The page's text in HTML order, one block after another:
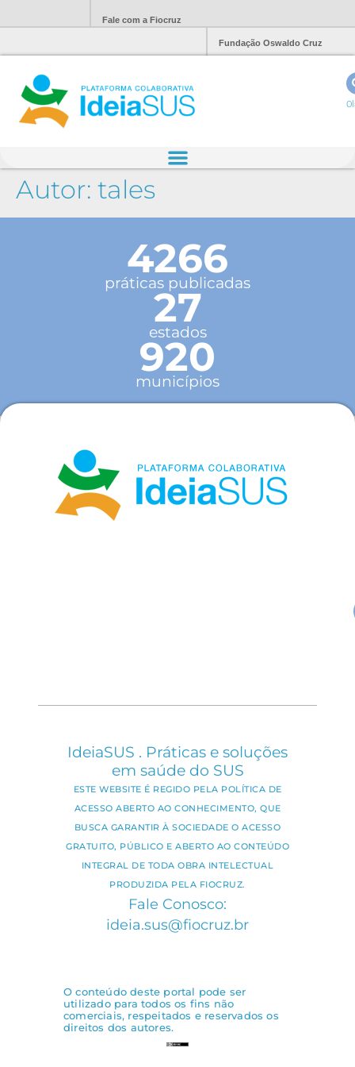
Fale com a Fiocruz
Fundação Oswaldo Cruz
Autor: tales
4266
práticas publicadas
27
estados
920
municípios
IdeiaSUS . Práticas e soluções
em saúde do SUS
ESTE WEBSITE É REGIDO PELA POLÍTICA DE
ACESSO ABERTO AO CONHECIMENTO, QUE
BUSCA GARANTIR À SOCIEDADE O ACESSO
GRATUITO, PÚBLICO E ABERTO AO CONTEÚDO
INTEGRAL DE TODA OBRA INTELECTUAL
PRODUZIDA PELA FIOCRUZ.
Fale Conosco:
ideia.sus@fiocruz.br
O conteúdo deste portal pode ser
utilizado para todos os fins não
comerciais, respeitados e reservados os
direitos dos autores.